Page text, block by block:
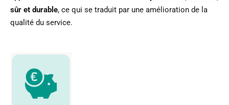
sûr et durable, ce qui se traduit par une amélioration de la
qualité du service.